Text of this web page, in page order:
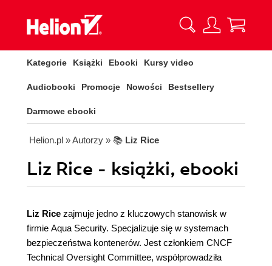
Kategorie Książki Ebooki Kursy video
Audiobooki Promocje Nowości Bestsellery
Darmowe ebooki
Helion.pl » Autorzy » 📚 Liz Rice
Liz Rice - książki, ebooki
Liz Rice zajmuje jedno z kluczowych stanowisk w
firmie Aqua Security. Specjalizuje się w systemach
bezpieczeństwa kontenerów. Jest członkiem CNCF
Technical Oversight Committee, współprowadziła